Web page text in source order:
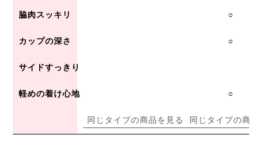
脇肉スッキリ ○
カップの深さ ○
サイドすっきり
軽めの着け心地 ○
同じタイプの商品を見る 同じタイプの商